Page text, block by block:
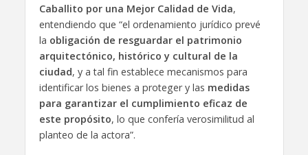
Caballito por una Mejor Calidad de Vida,
entendiendo que “el ordenamiento jurídico prevé
la obligación de resguardar el patrimonio
arquitectónico, histórico y cultural de la
ciudad, y a tal fin establece mecanismos para
identificar los bienes a proteger y las medidas
para garantizar el cumplimiento eficaz de
este propósito, lo que confería verosimilitud al
planteo de la actora”.